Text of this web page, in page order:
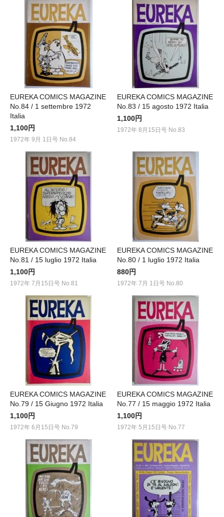
EUREKA COMICS MAGAZINE
No.84 / 1 settembre 1972
Italia
1,100円
1972年 9月 1日号 No.84
EUREKA COMICS MAGAZINE
No.83 / 15 agosto 1972 Italia
1,100円
1972年 8月15日号 No.83
EUREKA COMICS MAGAZINE
No.81 / 15 luglio 1972 Italia
1,100円
1972年 7月15日号 No.81
EUREKA COMICS MAGAZINE
No.80 / 1 luglio 1972 Italia
880円
1972年 7月 1日号 No.80
EUREKA COMICS MAGAZINE
No.79 / 15 Giugno 1972 Italia
1,100円
1972年 6月15日号 No.79
EUREKA COMICS MAGAZINE
No.77 / 15 maggio 1972 Italia
1,100円
1972年 5月15日号 No.77